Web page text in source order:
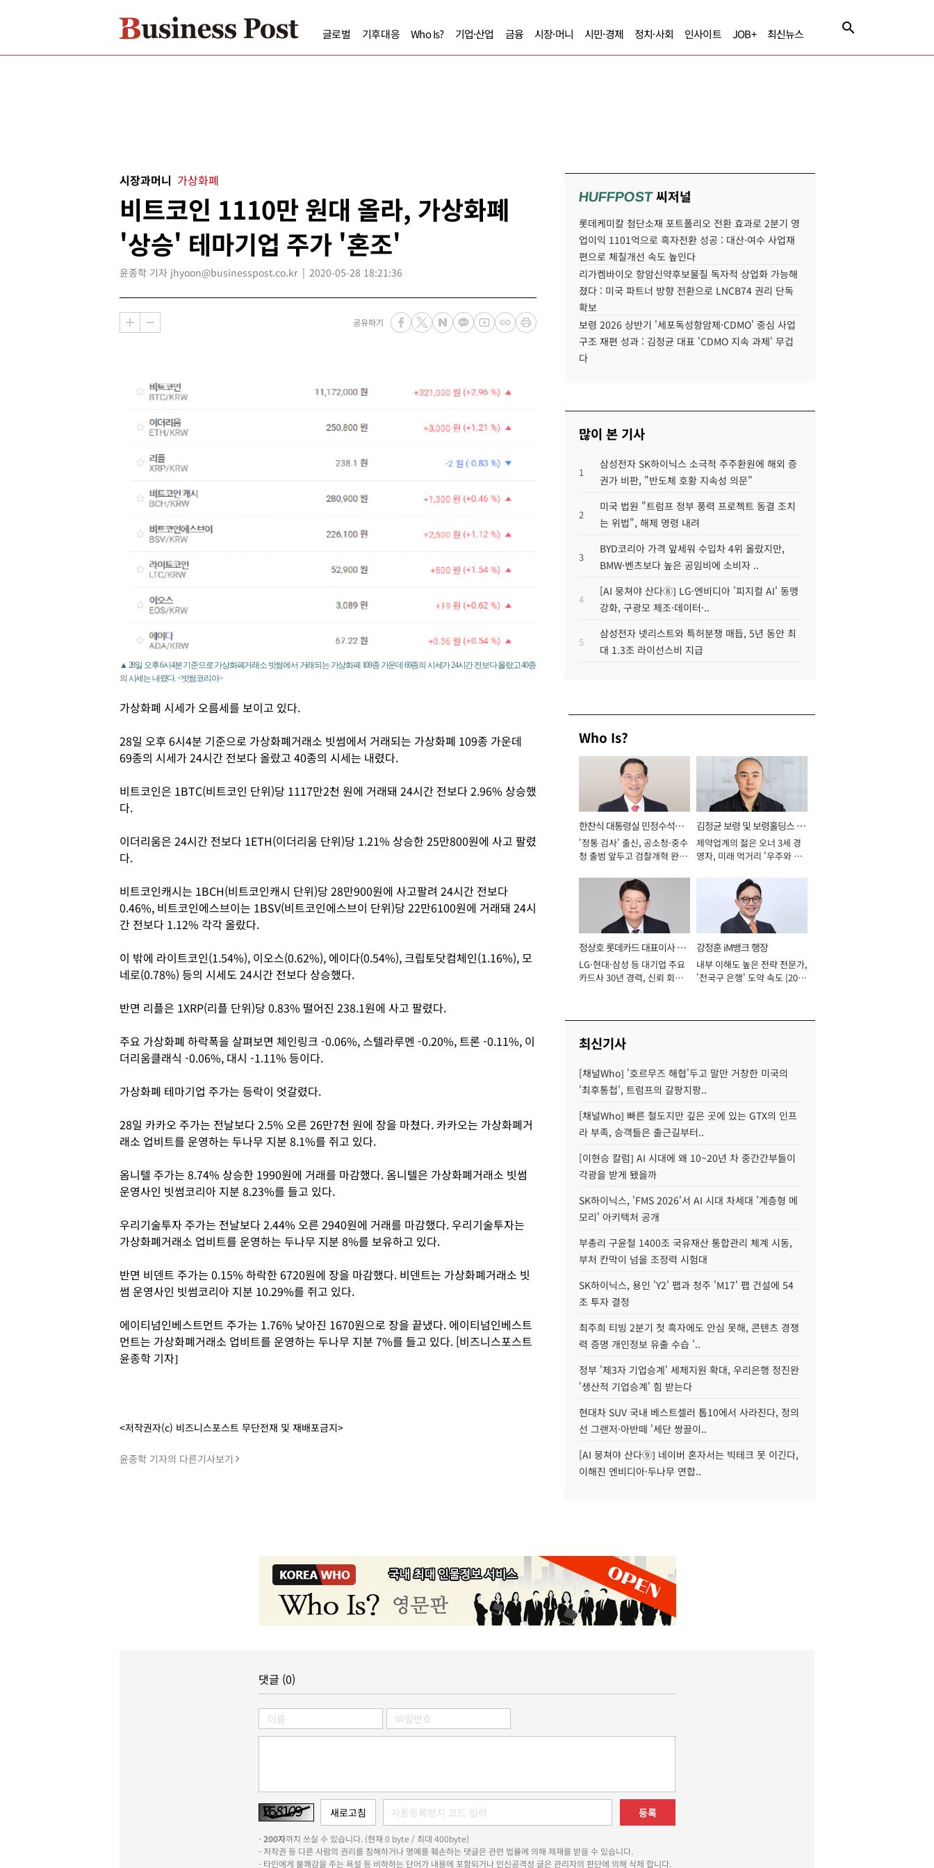
글로벌 기후대응 Who Is? 기업·산업 금융 시장·머니 시민·경제 정치·사회 인사이트 JOB+ 최신뉴스
시장과머니 가상화폐
비트코인 1110만 원대 올라, 가상화폐
'상승' 테마기업 주가 '혼조'
윤종학 기자 jhyoon@businesspost.co.kr 2020-05-28 18:21:36
공유하기
▲ 28일 오후 6시4분 기준으로 가상화폐거래소 빗썸에서 거래되는 가상화폐 109종 가운데 69종의 시세가 24시간 전보다 올랐고 40종
의 시세는 내렸다. <빗썸코리아>
가상화폐 시세가 오름세를 보이고 있다.
28일 오후 6시4분 기준으로 가상화폐거래소 빗썸에서 거래되는 가상화폐 109종 가운데
69종의 시세가 24시간 전보다 올랐고 40종의 시세는 내렸다.
비트코인은 1BTC(비트코인 단위)당 1117만2천 원에 거래돼 24시간 전보다 2.96% 상승했
다.
이더리움은 24시간 전보다 1ETH(이더리움 단위)당 1.21% 상승한 25만800원에 사고 팔렸
다.
비트코인캐시는 1BCH(비트코인캐시 단위)당 28만900원에 사고팔려 24시간 전보다
0.46%, 비트코인에스브이는 1BSV(비트코인에스브이 단위)당 22만6100원에 거래돼 24시
간 전보다 1.12% 각각 올랐다.
이 밖에 라이트코인(1.54%), 이오스(0.62%), 에이다(0.54%), 크립토닷컴체인(1.16%), 모
네로(0.78%) 등의 시세도 24시간 전보다 상승했다.
반면 리플은 1XRP(리플 단위)당 0.83% 떨어진 238.1원에 사고 팔렸다.
주요 가상화폐 하락폭을 살펴보면 체인링크 -0.06%, 스텔라루멘 -0.20%, 트론 -0.11%, 이
더리움클래식 -0.06%, 대시 -1.11% 등이다.
가상화폐 테마기업 주가는 등락이 엇갈렸다.
28일 카카오 주가는 전날보다 2.5% 오른 26만7천 원에 장을 마쳤다. 카카오는 가상화폐거
래소 업비트를 운영하는 두나무 지분 8.1%를 쥐고 있다.
옴니텔 주가는 8.74% 상승한 1990원에 거래를 마감했다. 옴니텔은 가상화폐거래소 빗썸
운영사인 빗썸코리아 지분 8.23%를 들고 있다.
우리기술투자 주가는 전날보다 2.44% 오른 2940원에 거래를 마감했다. 우리기술투자는
가상화폐거래소 업비트를 운영하는 두나무 지분 8%를 보유하고 있다.
반면 비덴트 주가는 0.15% 하락한 6720원에 장을 마감했다. 비덴트는 가상화폐거래소 빗
썸 운영사인 빗썸코리아 지분 10.29%를 쥐고 있다.
에이티넘인베스트먼트 주가는 1.76% 낮아진 1670원으로 장을 끝냈다. 에이티넘인베스트
먼트는 가상화폐거래소 업비트를 운영하는 두나무 지분 7%를 들고 있다. [비즈니스포스트
윤종학 기자]
<저작권자(c) 비즈니스포스트 무단전재 및 재배포금지>
윤종학 기자의 다른기사보기
HUFFPOST씨저널
롯데케미칼 첨단소재 포트폴리오 전환 효과로 2분기 영
업이익 1101억으로 흑자전환 성공 : 대산·여수 사업재
편으로 체질개선 속도 높인다
리가켐바이오 항암신약후보물질 독자적 상업화 가능해
졌다 : 미국 파트너 방향 전환으로 LNCB74 권리 단독
확보
보령 2026 상반기 '세포독성항암제·CDMO' 중심 사업
구조 재편 성과 : 김정균 대표 'CDMO 지속 과제' 무겁
다
많이 본 기사
1
삼성전자 SK하이닉스 소극적 주주환원에 해외 증
권가 비판, "반도체 호황 지속성 의문"
2
미국 법원 "트럼프 정부 풍력 프로젝트 동결 조치
는 위법", 해제 명령 내려
3
BYD코리아 가격 앞세워 수입차 4위 올랐지만,
BMW·벤츠보다 높은 공임비에 소비자 ..
4
[AI 뭉쳐야 산다⑧] LG·엔비디아 '피지컬 AI' 동맹
강화, 구광모 제조·데이터·..
5
삼성전자 넷리스트와 특허분쟁 매듭, 5년 동안 최
대 1.3조 라이선스비 지급
Who Is?
한찬식 대통령실 민정수석비
서관
'정통 검사' 출신, 공소청·중수
청 출범 앞두고 검찰개혁 완수
김정균 보령 및 보령홀딩스 대
표이사 사장
제약업계의 젊은 오너 3세 경
영자, 미래 먹거리 '우주와 헬
정상호 롯데카드 대표이사 사
장
LG·현대·삼성 등 대기업 주요
카드사 30년 경력, 신뢰 회복
강정훈 iM뱅크 행장
내부 이해도 높은 전략 전문가,
'전국구 은행' 도약 속도 [2026
최신기사
[채널Who] '호르무즈 해협'두고 말만 거창한 미국의
'최후통첩', 트럼프의 갈팡지팡..
[채널Who] 빠른 철도지만 깊은 곳에 있는 GTX의 인프
라 부족, 승객들은 출근길부터..
[이현승 칼럼] AI 시대에 왜 10~20년 차 중간간부들이
각광을 받게 됐을까
SK하이닉스, 'FMS 2026'서 AI 시대 차세대 '계층형 메
모리' 아키텍처 공개
부총리 구윤철 1400조 국유재산 통합관리 체계 시동,
부처 칸막이 넘을 조정력 시험대
SK하이닉스, 용인 'Y2' 팹과 청주 'M17' 팹 건설에 54
조 투자 결정
최주희 티빙 2분기 첫 흑자에도 안심 못해, 콘텐츠 경쟁
력 증명 개인정보 유출 수습 '..
정부 '제3자 기업승계' 세제지원 확대, 우리은행 정진완
'생산적 기업승계' 힘 받는다
현대차 SUV 국내 베스트셀러 톱10에서 사라진다, 정의
선 그랜저·아반떼 '세단 쌍끌이..
[AI 뭉쳐야 산다⑨] 네이버 혼자서는 빅테크 못 이긴다,
이해진 엔비디아·두나무 연합..
댓글 (0)
등록
-200자까지 쓰실 수 있습니다. (현재 0 byte / 최대 400byte)
- 저작권 등 다른 사람의 권리를 침해하거나 명예를 훼손하는 댓글은 관련 법률에 의해 제재를 받을 수 있습니다.
- 타인에게 불쾌감을 주는 욕설 등 비하하는 단어가 내용에 포함되거나 인신공격성 글은 관리자의 판단에 의해 삭제 합니다.